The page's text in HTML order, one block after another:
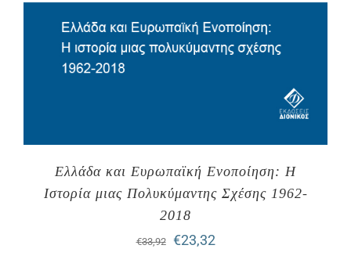
Ελλάδα και Ευρωπαϊκή Ενοποίηση: Η
Ιστορία μιας Πολυκύμαντης Σχέσης 1962-
2018
€33,92
Original
€23,32Η